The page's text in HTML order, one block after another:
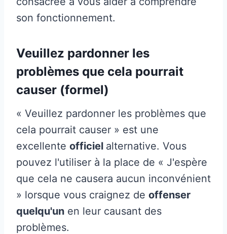
son fonctionnement.
Veuillez pardonner les
problèmes que cela pourrait
causer (formel)
« Veuillez pardonner les problèmes que
cela pourrait causer » est une
excellente officiel alternative. Vous
pouvez l'utiliser à la place de « J'espère
que cela ne causera aucun inconvénient
» lorsque vous craignez de offenser
quelqu'un en leur causant des
problèmes.